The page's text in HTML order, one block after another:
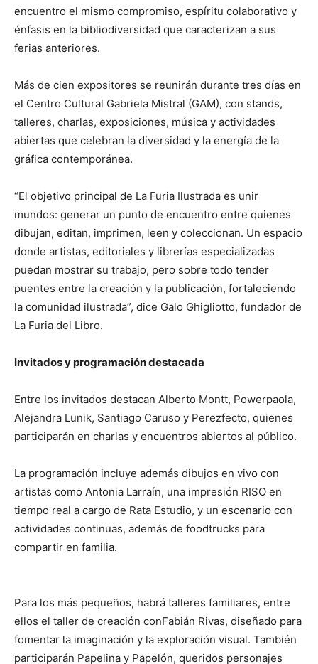
encuentro el mismo compromiso, espíritu colaborativo y
énfasis en la bibliodiversidad que caracterizan a sus
ferias anteriores.
Más de cien expositores se reunirán durante tres días en
el Centro Cultural Gabriela Mistral (GAM), con stands,
talleres, charlas, exposiciones, música y actividades
abiertas que celebran la diversidad y la energía de la
gráfica contemporánea.
“El objetivo principal de La Furia Ilustrada es unir
mundos: generar un punto de encuentro entre quienes
dibujan, editan, imprimen, leen y coleccionan. Un espacio
donde artistas, editoriales y librerías especializadas
puedan mostrar su trabajo, pero sobre todo tender
puentes entre la creación y la publicación, fortaleciendo
la comunidad ilustrada”, dice Galo Ghigliotto, fundador de
La Furia del Libro.
Invitados y programación destacada
Entre los invitados destacan Alberto Montt, Powerpaola,
Alejandra Lunik, Santiago Caruso y Perezfecto, quienes
participarán en charlas y encuentros abiertos al público.
La programación incluye además dibujos en vivo con
artistas como Antonia Larraín, una impresión RISO en
tiempo real a cargo de Rata Estudio, y un escenario con
actividades continuas, además de foodtrucks para
compartir en familia.
Para los más pequeños, habrá talleres familiares, entre
ellos el taller de creación conFabián Rivas, diseñado para
fomentar la imaginación y la exploración visual. También
participarán Papelina y Papelón, queridos personajes